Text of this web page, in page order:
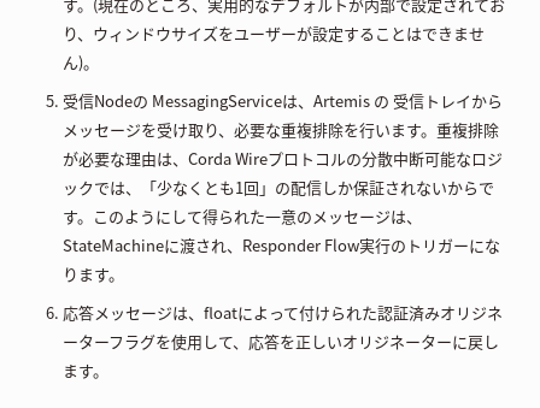
り、ウィンドウサイズをユーザーが設定することはできませ
ん)。
受信Nodeの MessagingServiceは、Artemis の 受信トレイから
メッセージを受け取り、必要な重複排除を行います。重複排除
が必要な理由は、Corda Wireプロトコルの分散中断可能なロジ
ックでは、「少なくとも1回」の配信しか保証されないからで
す。このようにして得られた一意のメッセージは、
StateMachineに渡され、Responder Flow実行のトリガーにな
ります。
応答メッセージは、floatによって付けられた認証済みオリジネ
ーターフラグを使用して、応答を正しいオリジネーターに戻し
ます。